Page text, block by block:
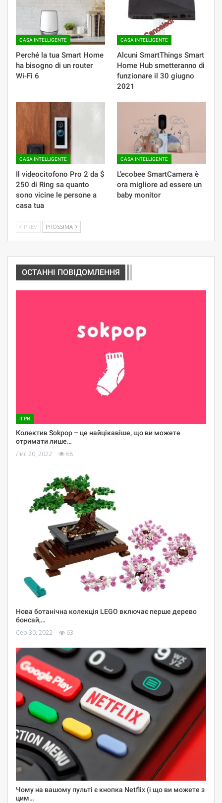
CASA INTELLIGENTE
Perché la tua Smart Home
ha bisogno di un router
Wi-Fi 6
CASA INTELLIGENTE
Alcuni SmartThings Smart
Home Hub smetteranno di
funzionare il 30 giugno
2021
CASA INTELLIGENTE
Il videocitofono Pro 2 da $
250 di Ring sa quanto
sono vicine le persone a
casa tua
CASA INTELLIGENTE
L’ecobee SmartCamera è
ora migliore ad essere un
baby monitor
PREV PROSSIMA
ОСТАННІ ПОВІДОМЛЕННЯ
ІГРИ
Колектив Sokpop – це найцікавіше, що ви можете
отримати лише…
Лис 20, 2022 68
Нова ботанічна колекція LEGO включає перше дерево
бонсай,…
Сер 30, 2022 63
Чому на вашому пульті є кнопка Netflix (і що ви можете з
цим…